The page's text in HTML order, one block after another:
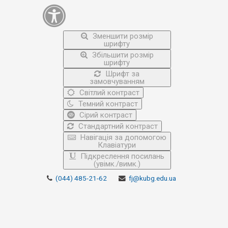
Зменшити розмір
шрифту
Збільшити розмір
шрифту
Шрифт за
замовчуванням
Світлий контраст
Темний контраст
Сірий контраст
Стандартний контраст
Навігація за допомогою
Клавіатури
Підкреслення посилань
(увімк./вимк.)
(044) 485-21-62 fj@kubg.edu.ua